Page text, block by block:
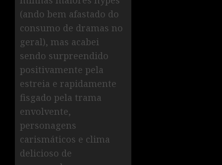
(ando bem afastado do
consumo de dramas no
geral), mas acabei
sendo surpreendido
positivamente pela
estreia e rapidamente
fisgado pela trama
envolvente,
personagens
carismáticos e clima
delicioso de